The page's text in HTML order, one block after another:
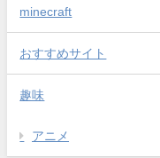
minecraft
おすすめサイト
趣味
アニメ